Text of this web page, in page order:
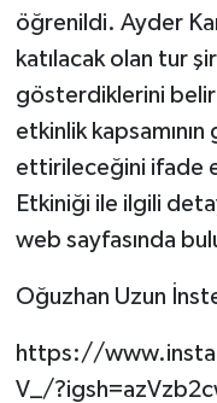
öğrenildi. Ayder
katılacak olan tur
gösterdiklerini
etkinlik
ettirileceğini ifade
Etkiniği ile ilgili
web sayfasında
Oğuzhan Uzun
https://
V_/